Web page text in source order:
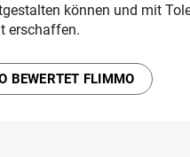
können und mit
erschaffen.
BEWERTET FLIMMO